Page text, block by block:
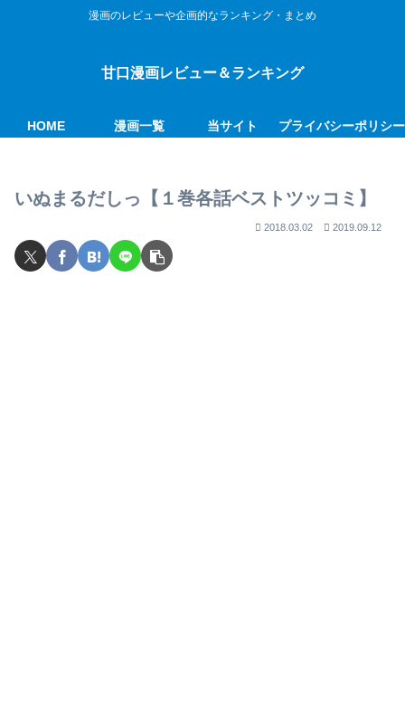
漫画のレビューや企画的なランキング・まとめ
甘口漫画レビュー＆ランキング
HOME 漫画一覧 当サイト プライバシーポリシー
いぬまるだしっ【１巻各話ベストツッコミ】
2018.03.02 2019.09.12